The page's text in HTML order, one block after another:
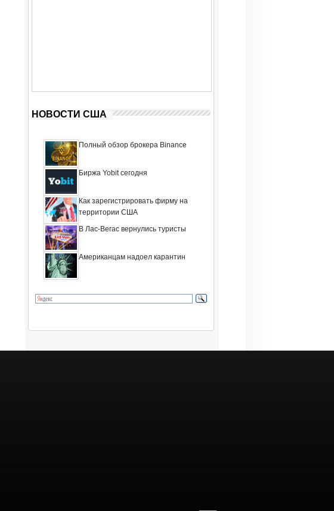
НОВОСТИ США
Полный обзор брокера Binance
Биржа Yobit сегодня
Как зарегистрировать фирму на
территории США
В Лас-Вегас вернулись туристы
Американцам надоел карантин